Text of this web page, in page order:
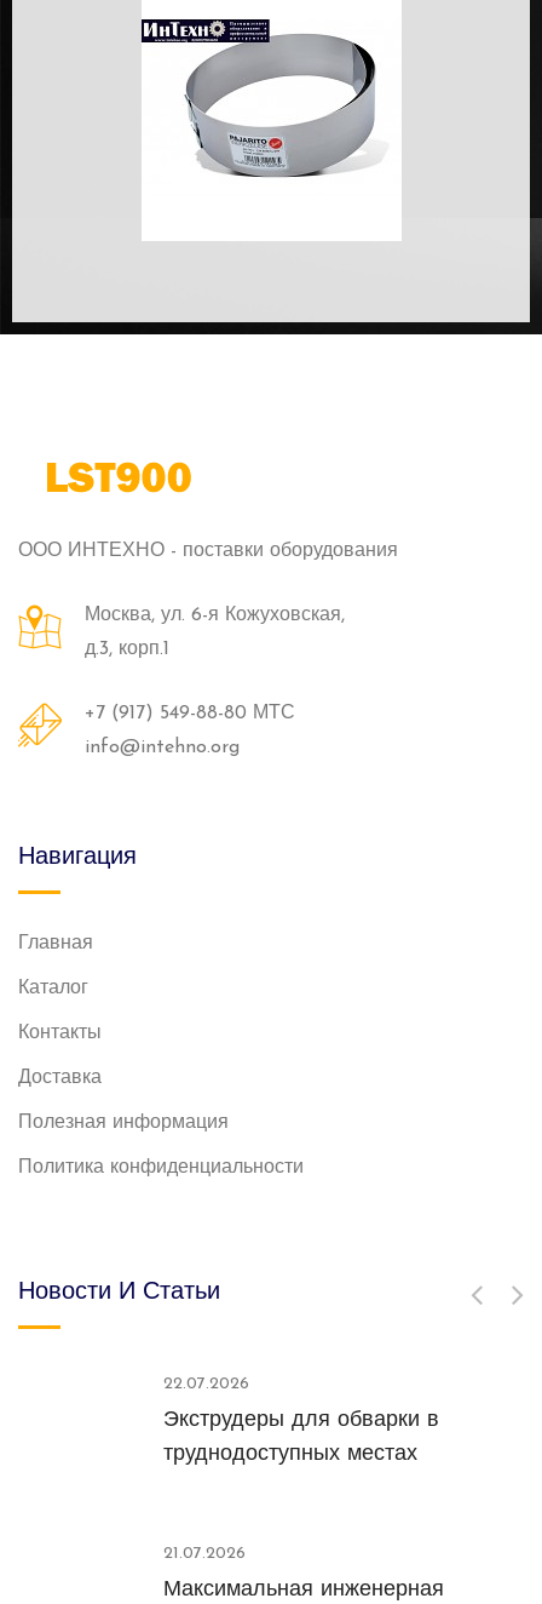
ООО ИНТЕХНО - поставки оборудования
Москва, ул. 6-я Кожуховская,
д.3, корп.1
+7 (917) 549-88-80 МТС
info@intehno.org
Навигация
Главная
Каталог
Контакты
Доставка
Полезная информация
Политика конфиденциальности
Новости И Статьи
22.07.2026
Экструдеры для обварки в
труднодоступных местах
21.07.2026
Максимальная инженерная